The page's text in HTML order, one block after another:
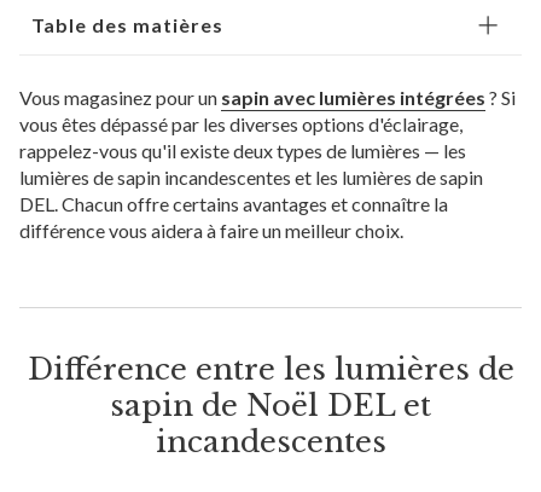
Table des matières
Vous magasinez pour un sapin avec lumières intégrées ? Si
vous êtes dépassé par les diverses options d'éclairage,
rappelez-vous qu'il existe deux types de lumières — les
lumières de sapin incandescentes et les lumières de sapin
DEL. Chacun offre certains avantages et connaître la
différence vous aidera à faire un meilleur choix.
Différence entre les lumières de
sapin de Noël DEL et
incandescentes